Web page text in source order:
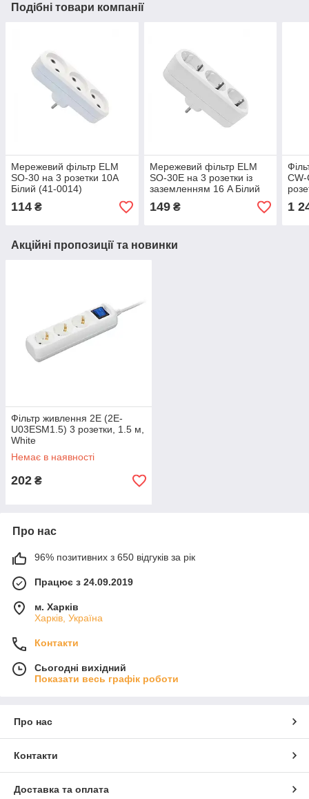
Подібні товари компанії
Мережевий фільтр ELM
SO-30 на 3 розетки 10A
Білий (41-0014)
114 ₴
Мережевий фільтр ELM
SO-30E на 3 розетки із
заземленням 16 A Білий
(41-0021)
149₴
C, 2
1
Акційні пропозиції та новинки
Фільтр живлення 2E (2E-
U03ESM1.5) 3 розетки, 1.5 м,
White
Немає в наявності
202 ₴
Про нас
96% позитивних з 650 відгуків за рік
Працює з 24.09.2019
м. Харків
Харків, Україна
Контакти
Сьогодні вихідний
Показати весь графік роботи
Про нас
Контакти
Доставка та оплата